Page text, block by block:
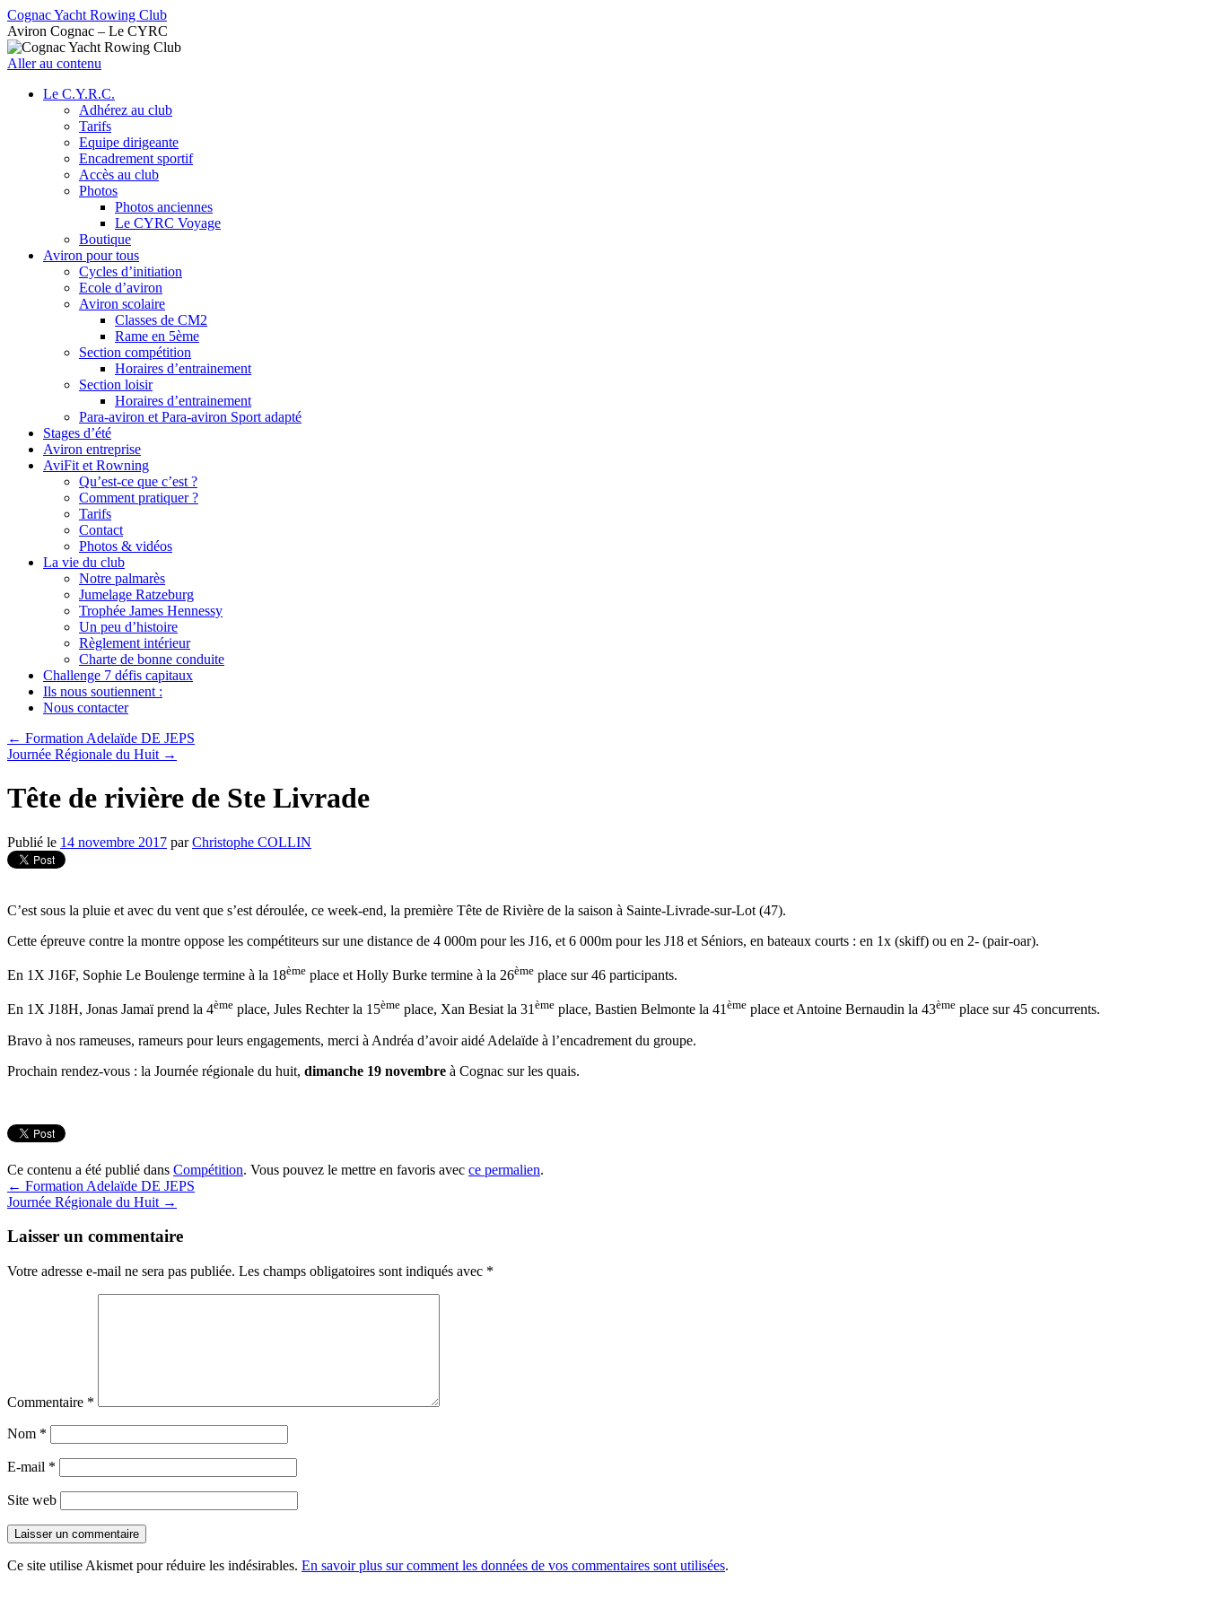
Cognac Yacht Rowing Club
Aviron Cognac – Le CYRC
Aller au contenu
Le C.Y.R.C.
Adhérez au club
Tarifs
Equipe dirigeante
Encadrement sportif
Accès au club
Photos
Photos anciennes
Le CYRC Voyage
Boutique
Aviron pour tous
Cycles d’initiation
Ecole d’aviron
Aviron scolaire
Classes de CM2
Rame en 5ème
Section compétition
Horaires d’entrainement
Section loisir
Horaires d’entrainement
Para-aviron et Para-aviron Sport adapté
Stages d’été
Aviron entreprise
AviFit et Rowning
Qu’est-ce que c’est ?
Comment pratiquer ?
Tarifs
Contact
Photos & vidéos
La vie du club
Notre palmarès
Jumelage Ratzeburg
Trophée James Hennessy
Un peu d’histoire
Règlement intérieur
Charte de bonne conduite
Challenge 7 défis capitaux
Ils nous soutiennent :
Nous contacter
← Formation Adelaïde DE JEPS
Journée Régionale du Huit →
Tête de rivière de Ste Livrade
Publié le 14 novembre 2017 par Christophe COLLIN
C’est sous la pluie et avec du vent que s’est déroulée, ce week-end, la première Tête de Rivière de la saison à Sainte-Livrade-sur-Lot (47).
Cette épreuve contre la montre oppose les compétiteurs sur une distance de 4 000m pour les J16, et 6 000m pour les J18 et Séniors, en bateaux courts : en 1x (skiff) ou en 2- (pair-oar).
En 1X J16F, Sophie Le Boulenge termine à la 18ème place et Holly Burke termine à la 26ème place sur 46 participants.
En 1X J18H, Jonas Jamaï prend la 4ème place, Jules Rechter la 15ème place, Xan Besiat la 31ème place, Bastien Belmonte la 41ème place et Antoine Bernaudin la 43ème place sur 45 concurrents.
Bravo à nos rameuses, rameurs pour leurs engagements, merci à Andréa d’avoir aidé Adelaïde à l’encadrement du groupe.
Prochain rendez-vous : la Journée régionale du huit, dimanche 19 novembre à Cognac sur les quais.
Ce contenu a été publié dans Compétition. Vous pouvez le mettre en favoris avec ce permalien.
← Formation Adelaïde DE JEPS
Journée Régionale du Huit →
Laisser un commentaire
Votre adresse e-mail ne sera pas publiée. Les champs obligatoires sont indiqués avec *
Commentaire *
Nom *
E-mail *
Site web
Ce site utilise Akismet pour réduire les indésirables. En savoir plus sur comment les données de vos commentaires sont utilisées.